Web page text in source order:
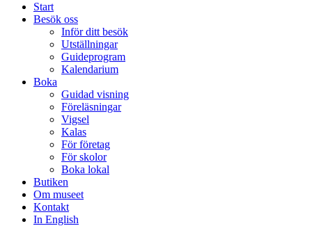
Start
Besök oss
Inför ditt besök
Utställningar
Guideprogram
Kalendarium
Boka
Guidad visning
Föreläsningar
Vigsel
Kalas
För företag
För skolor
Boka lokal
Butiken
Om museet
Kontakt
In English